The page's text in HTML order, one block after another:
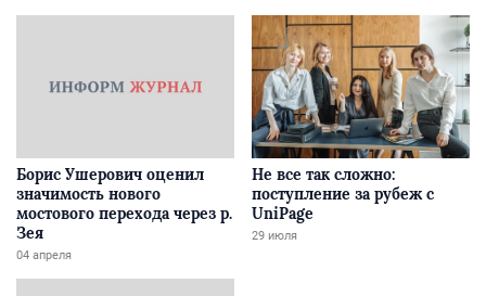
Борис Ушерович оценил
значимость нового
мостового перехода через р.
Зея
04 апреля
Не все так сложно:
поступление за рубеж с
UniPage
29 июля